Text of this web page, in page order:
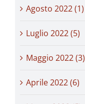
Agosto 2022 (1)
Luglio 2022 (5)
Maggio 2022 (3)
Aprile 2022 (6)